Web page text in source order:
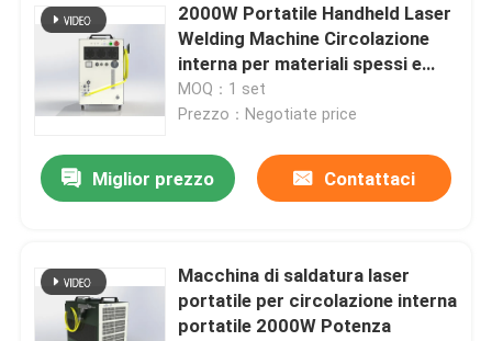
Prodotti
Video
Spettacolo VR
Giro della fabbrica
2000W Portatile Handheld Laser
Welding Machine Circolazione
interna per materiali spessi e
sottili
MOQ：1 set
Prezzo：Negotiate price
Miglior prezzo Contattaci
Macchina di saldatura laser
portatile per circolazione interna
portatile 2000W Potenza